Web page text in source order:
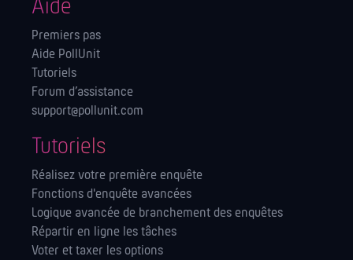
Aide
Premiers pas
Aide PollUnit
Tutoriels
Forum d’assistance
support@pollunit.com
Tutoriels
Réalisez votre première enquête
Fonctions d'enquête avancées
Logique avancée de branchement des enquêtes
Répartir en ligne les tâches
Voter et taxer les options